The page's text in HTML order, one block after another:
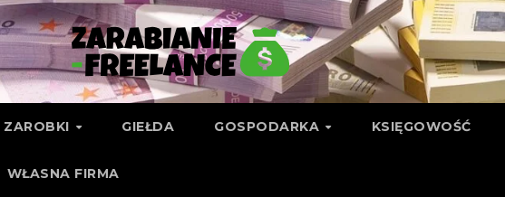
ZAROBKI GIEŁDA GOSPODARKA KSIĘGOWOŚĆ
WŁASNA FIRMA